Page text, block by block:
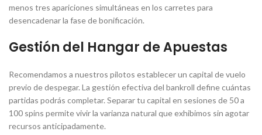
menos tres apariciones simultáneas en los carretes para
desencadenar la fase de bonificación.
Gestión del Hangar de Apuestas
Recomendamos a nuestros pilotos establecer un capital de vuelo
previo de despegar. La gestión efectiva del bankroll define cuántas
partidas podrás completar. Separar tu capital en sesiones de 50 a
100 spins permite vivir la varianza natural que exhibimos sin agotar
recursos anticipadamente.